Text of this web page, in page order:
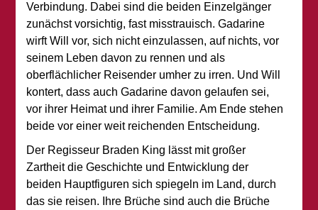
Verbindung. Dabei sind die beiden Einzelgänger
zunächst vorsichtig, fast misstrauisch. Gadarine
wirft Will vor, sich nicht einzulassen, auf nichts, vor
seinem Leben davon zu rennen und als
oberflächlicher Reisender umher zu irren. Und Will
kontert, dass auch Gadarine davon gelaufen sei,
vor ihrer Heimat und ihrer Familie. Am Ende stehen
beide vor einer weit reichenden Entscheidung.
Der Regisseur Braden King lässt mit großer
Zartheit die Geschichte und Entwicklung der
beiden Hauptfiguren sich spiegeln im Land, durch
das sie reisen. Ihre Brüche sind auch die Brüche